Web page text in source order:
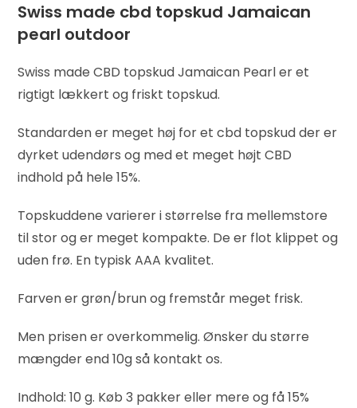
Swiss made cbd topskud Jamaican
pearl outdoor
Swiss made CBD topskud Jamaican Pearl er et
rigtigt lækkert og friskt topskud.
Standarden er meget høj for et cbd topskud der er
dyrket udendørs og med et meget højt CBD
indhold på hele 15%.
Topskuddene varierer i størrelse fra mellemstore
til stor og er meget kompakte. De er flot klippet og
uden frø. En typisk AAA kvalitet.
Farven er grøn/brun og fremstår meget frisk.
Men prisen er overkommelig. Ønsker du større
mængder end 10g så kontakt os.
Indhold: 10 g. Køb 3 pakker eller mere og få 15%